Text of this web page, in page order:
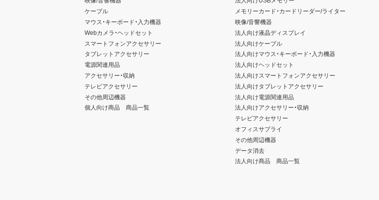
ケーブル
マウス・キーボード・入力機器
Webカメラ・ヘッドセット
スマートフォンアクセサリー
タブレットアクセサリー
電源関連用品
アクセサリー・収納
テレビアクセサリー
その他周辺機器
個人向け商品 商品一覧
メモリーカード・カードリーダー/ライター
映像/音響機器
法人向け液晶ディスプレイ
法人向けケーブル
法人向けマウス・キーボード・入力機器
法人向けヘッドセット
法人向けスマートフォンアクセサリー
法人向けタブレットアクセサリー
法人向け電源関連用品
法人向けアクセサリー・収納
テレビアクセサリー
オフィスサプライ
その他周辺機器
データ消去
法人向け商品 商品一覧